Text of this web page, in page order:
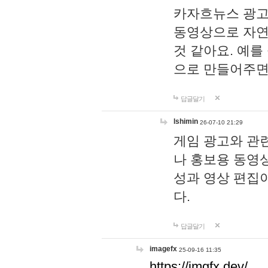
카자흐뉴스 광
동영상으로 자
것 같아요. 예
으로 만들어주
답글달기
lshimin 26-07-10 21:29
게임 광고와 관
나 홍보용 동영
성과 영상 편집
다.
답글달기
imagefx 25-09-16 11:35